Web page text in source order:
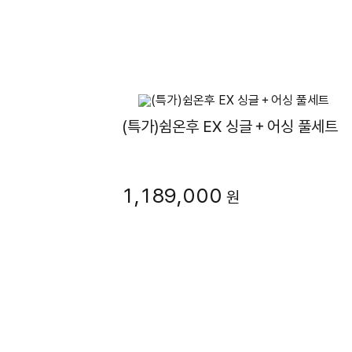
(특가)쉼온후 EX 싱글＋어싱 풀세트
1,189,000 원